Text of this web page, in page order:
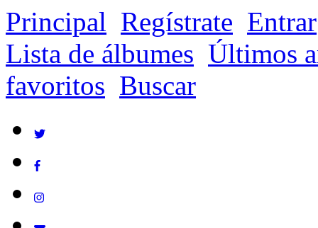
Principal Regístrate Entrar
Lista de álbumes Últimos
favoritos Buscar